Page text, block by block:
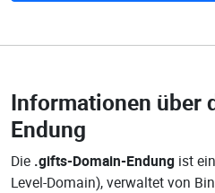
Informationen über
Endung
Die .gifts-Domain-Endung ist
Level-Domain), verwaltet von